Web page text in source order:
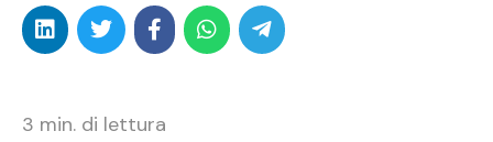
3 min. di lettura